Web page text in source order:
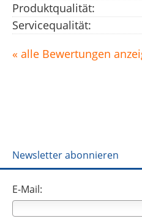
Produktqualität:
Servicequalität:
« alle Bewertungen
Newsletter abonnieren
E-Mail: